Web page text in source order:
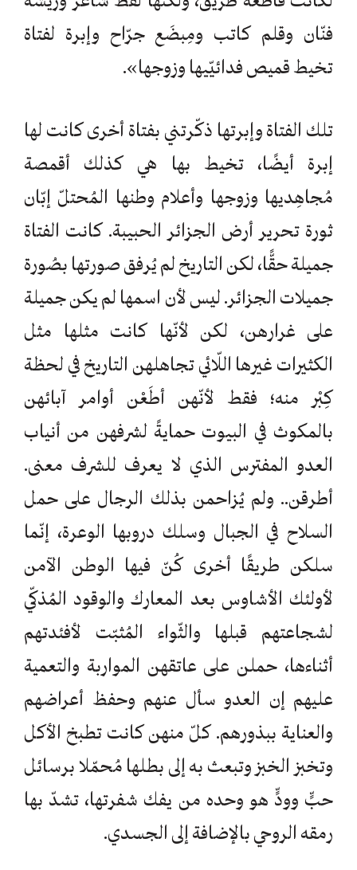
فنّان وقلم كاتب ومِبضَع جرّاح وإبرة لفتاة
تخيط قميص فدائيّيها وزوجها».
تلك الفتاة وإبرتها ذكّرتني بفتاة أخرى كانت لها
إبرة أيضًا، تخيط بها هي كذلك أقمصة
مُجاهِديها وزوجها وأعلام وطنها المُحتلّ إبّان
ثورة تحرير أرض الجزائر الحبيبة. كانت الفتاة
جميلة حقًّا، لكن التاريخ لم يُرفق صورتها بصُورة
جميلات الجزائر. ليس لأن اسمها لم يكن جميلة
على غرارهن، لكن لأنّها كانت مثلها مثل
الكثيرات غيرها اللّائي تجاهلهن التاريخ في لحظة
كِبْر منه؛ فقط لأنّهن أطَعْن أوامر آبائهن
بالمكوث في البيوت حمايةً لشرفهن من أنياب
العدو المفترس الذي لا يعرف للشرف معنى.
أطرقن.. ولم يُزاحمن بذلك الرجال على حمل
السلاح في الجبال وسلك دروبها الوعرة، إنّما
سلكن طريقًا أخرى كُنّ فيها الوطن الآمن
لأولئك الأشاوس بعد المعارك والوقود المُذكّي
لشجاعتهم قبلها والثّواء المُثبّت لأفئدتهم
أثناءها، حملن على عاتقهن المواربة والتعمية
عليهم إن العدو سأل عنهم وحفظ أعراضهم
والعناية ببذورهم. كلّ منهن كانت تطبخ الأكل
وتخبز الخبز وتبعث به إلى بطلها مُحمّلا برسائل
حبٍّ وودٍّ هو وحده من يفك شفرتها، تشدّ بها
رمقه الروحي بالإضافة إلى الجسدي.